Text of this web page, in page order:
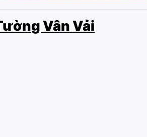
Vân Vải